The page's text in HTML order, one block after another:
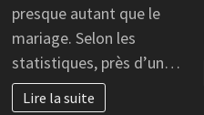
presque autant que le
mariage. Selon les
statistiques, près d’un…
Lire la suite